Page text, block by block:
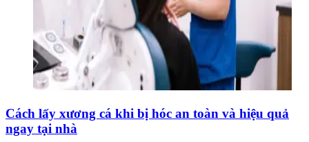
Cách lấy xương cá khi bị hóc an toàn và hiệu quả
ngay tại nhà